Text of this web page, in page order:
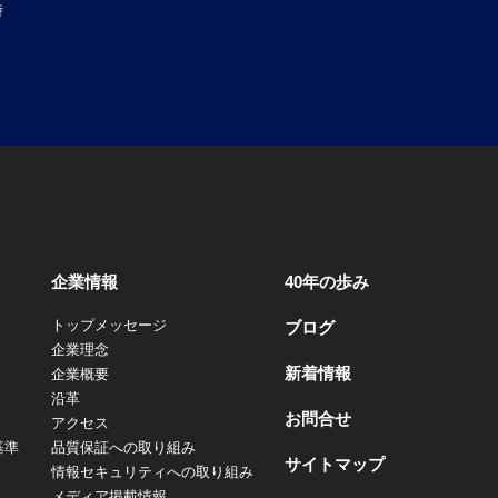
準
企業情報
トップメッセージ
企業理念
企業概要
沿革
アクセス
品質保証への取り組み
情報セキュリティへの取り組み
40年の歩み
ブログ
新着情報
お問合せ
サイトマップ